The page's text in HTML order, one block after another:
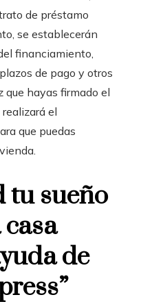
de préstamo
se establecerán
financiamiento,
de pago y otros
que hayas firmado el
realizará el
que puedas
tu sueño
de